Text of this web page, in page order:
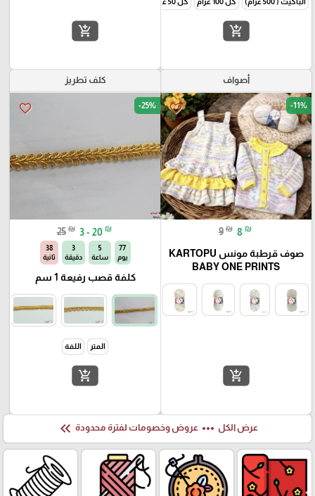
add_shopping_cart
add_shopping_cart
أصواف
favorite_border -11%
9 ₪ 8 ₪
صوف قرطبة مونس KARTOPU
BABY ONE PRINTS
add_shopping_cart
كلف تطريز
favorite_border -25%
25 ₪ 3 - 20 ₪
77
يوم
5
ساعة
3
دقيقة
37
ثانية
كلفة قصب رفيعة 1 سم
المتر اللفة
add_shopping_cart
عرض الكل more_horiz عروض وخصومات لفترة محدودة keyboard_double_arrow_left